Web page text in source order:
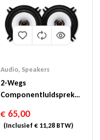
Audio, Speakers
2-Wegs
Componentluidspreker
SXE-1325S
€65,00
(Inclusief €11,28BTW)